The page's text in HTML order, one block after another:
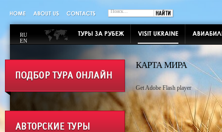
RU
EN
КАРТА МИРА
Get Adobe Flash player